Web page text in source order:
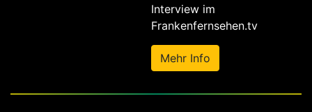
Interview im
Frankenfernsehen.tv
Mehr Info